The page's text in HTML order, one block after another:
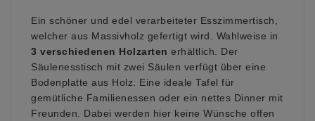
Ein schöner und edel verarbeiteter Esszimmertisch,
welcher aus Massivholz gefertigt wird. Wahlweise in
3 verschiedenen Holzarten erhältlich. Der
Säulenesstisch mit zwei Säulen verfügt über eine
Bodenplatte aus Holz. Eine ideale Tafel für
gemütliche Familienessen oder ein nettes Dinner mit
Freunden. Dabei werden hier keine Wünsche offen